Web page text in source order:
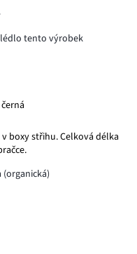
tento výrobek
boxy střihu. Celková délka